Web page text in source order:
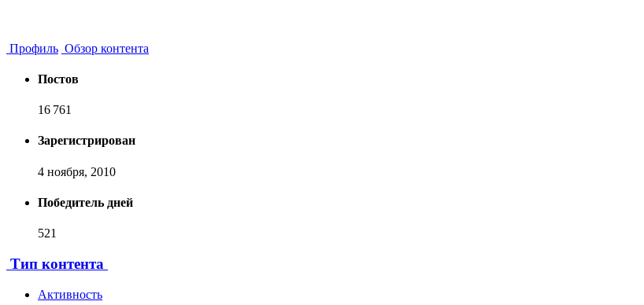
Профиль Обзор контента
Постов
16 761
Зарегистрирован
4 ноября, 2010
Победитель дней
521
Тип контента
Активность